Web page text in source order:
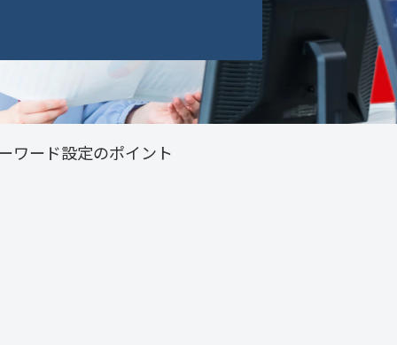
ワード設定のポイント